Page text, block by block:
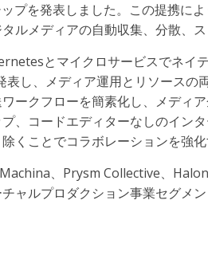
プを発表しました。この提携に
ルメディアの自動収集、分散、ス
とマイクロサービスでネイ
し、メディア運用とリソースの
ークフローを簡素化し、メディ
、コードエディターなしのイン
くことでコラボレーションを強化
、Prysm Collective、
ャルプロダクション事業セグメ